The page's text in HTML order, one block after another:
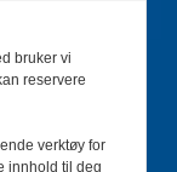
magasin for
av Norges
bruker vi
reservere
verktøy for
innhold til deg